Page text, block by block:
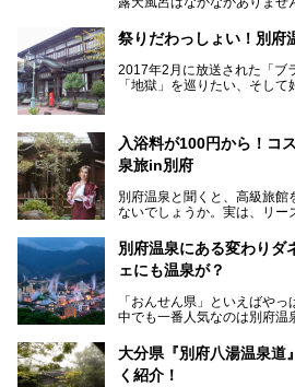
てんくう(CITY SPA てんくう
いう利便性の高さ！
地上80mという圧倒的な開放
ナ、そしてひんやりとした
併設の「JR九州ホテル ブラ
「シティスパてんくう」をた
ルダウンできるスイーツ情
提供元：大分県【PR】
この記事は大分県のPR記事で
祭りだわっしょい！別府
2017年2月に放送された「ブ
「地獄」を巡りたい、そして
まつり」が開催されます。そ
の共同浴場がなんと無料開放
が100円と安いのに、いいん
しかも4/2には「東京ディズ
ド」も行われます。つまり別
ーマウス」も拝める稀有なイ
ない！
源泉数、湧出量ともに日本一
な市営温泉をまとめました。
Let’s go to Hell !
入浴料が100円から！コ
泉旅in別府
別府温泉と聞くと、高級旅館
ないでしょうか。実は、リー
で楽しめる「大分県の別府
ニフティ温泉がオススメする
別府温泉にある変わりダ
ェにも温泉が？
「おんせん県」といえばや
中でも一番人気なのは別府温
中いても飽きません。
普通に温泉に浸かる以外にも
名ですよね。
大分県『別府八湯温泉道
く紹介！